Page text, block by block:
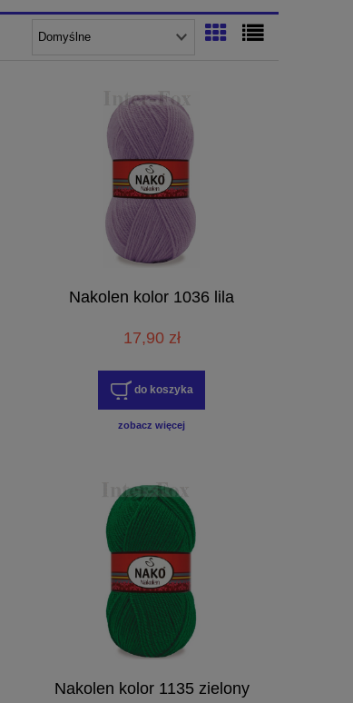
Nakolen kolor 1036 lila
17,90 zł
do koszyka
zobacz więcej
Nakolen kolor 1135 zielony